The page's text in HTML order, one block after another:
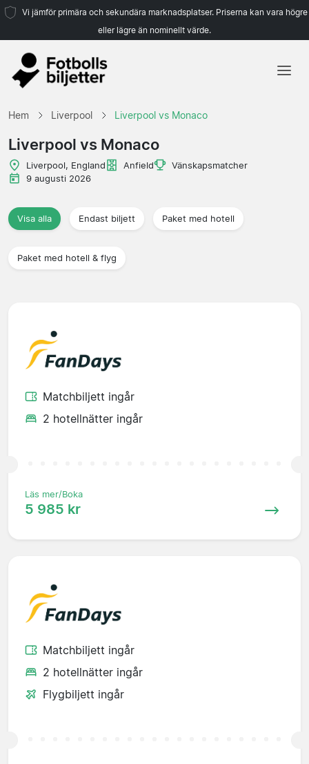
Vi jämför primära och sekundära marknadsplatser. Priserna kan vara högre
eller lägre än nominellt värde.
Hem Liverpool Liverpool vs Monaco
Liverpool vs Monaco
Liverpool, England Anfield
Vänskapsmatcher
9 augusti 2026
Visa alla Endast biljett Paket med hotell
Paket med hotell & flyg
Matchbiljett ingår
2 hotellnätter ingår
Läs mer/Boka
5 985 kr
Matchbiljett ingår
2 hotellnätter ingår
Flygbiljett ingår